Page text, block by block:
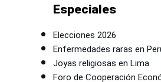
Especiales
Elecciones 2026
Enfermedades raras en
Joyas religiosas en Lima
Foro de Cooperación